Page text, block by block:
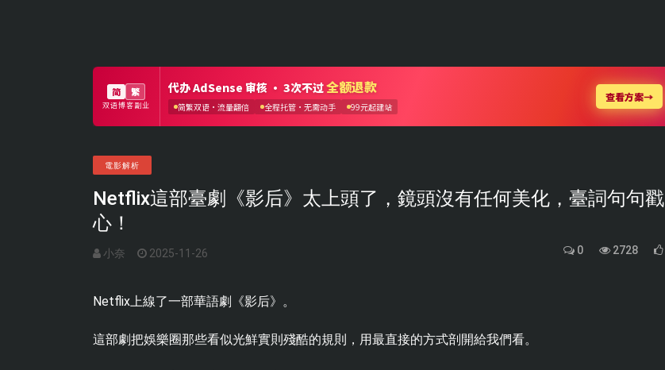
電影解析
Netflix這部臺劇《影后》太上頭了，鏡頭沒有任何美化，臺詞句句戳
心！
小奈 2025-11-26 0 2728
Netflix上線了一部華語劇《影后》。
這部劇把娛樂圈那些看似光鮮實則殘酷的規則，用最直接的方式剖開給我們看。